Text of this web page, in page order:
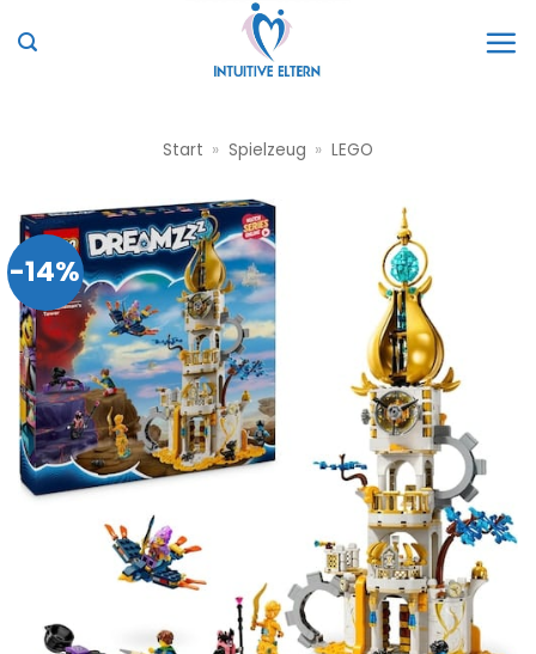
Inhalt
Start » Spielzeug » LEGO
-14%